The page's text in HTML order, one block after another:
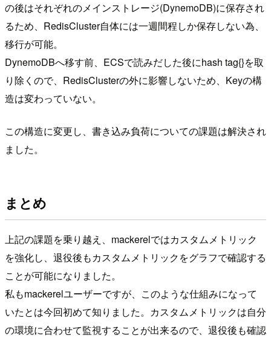
の後はそれぞれのメインストレージ(DynemoDB)に保存され
るため、RedisCluster自体には一週間程しか保存しない為、
移行が可能。
DynemoDBへ移す前、ECSで読みだした後にhash tag{}を取
り除くので、RedisClusterの外に影響しないため、Keyの構
造は変わっていない。
この構造に変更し、書き込み負荷についての課題は解決され
ました。
まとめ
上記の課題を乗り越え、mackerelではカスタムメトリック
を強化し、退役後もカスタムメトリックをグラフで確認する
ことが可能になりました。
私もmackerelユーザーですが、このような仕組みになって
いたとは今回初めて知りました。カスタムメトリックは自分
の環境に合わせて監視することが出来るので、退役後も確認